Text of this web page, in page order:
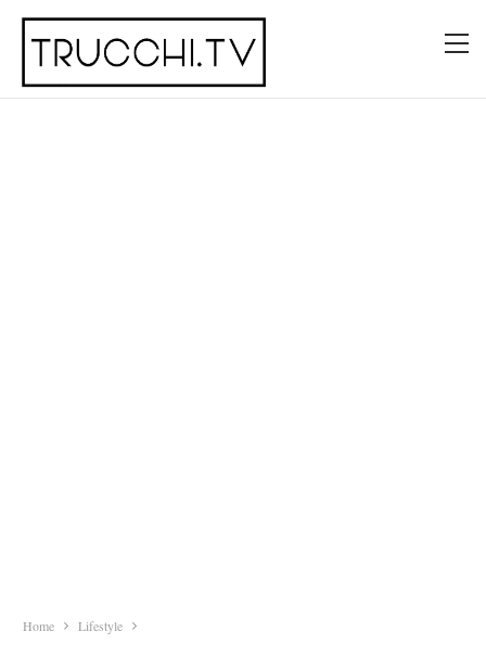
Home Lifestyle